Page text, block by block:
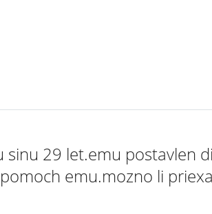
sinu 29 let.emu postavlen
emu.mozno li